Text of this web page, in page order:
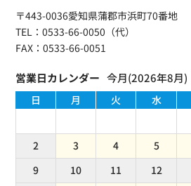
〒443-0036愛知県蒲郡市浜町70番地
TEL：0533-66-0050（代）
FAX：0533-66-0051
今月(2026年8月)
日 月 火 水
2
3 4 5
9
10 11 12